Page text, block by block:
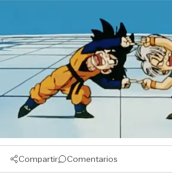
Compartir Comentarios